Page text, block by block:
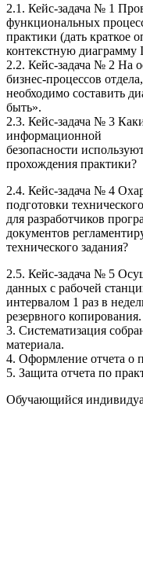
2.1. Кейс-задача № 1
функциональных
практики (дать краткое
контекстную
2.2. Кейс-задача № 2 На
бизнес-процессов отдела,
необходимо составить
быть».
2.3. Кейс-задача № 3
информационной
безопасности
прохождения практики?
2.4. Кейс-задача № 4
подготовки
для разработчиков
документов
технического задания?
2.5. Кейс-задача № 5
данных с рабочей
интервалом 1 раз в
резервного копирования.
3. Систематизация
материала.
4. Оформление отчета о
5. Защита отчета по
Обучающийся